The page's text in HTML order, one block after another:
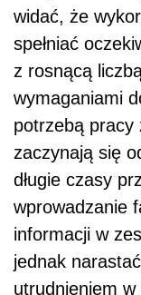
widać, że
spełniać
z rosnącą
wymaganiami
potrzebą pracy
zaczynają się
długie czasy
wprowadzanie
informacji w
jednak
utrudnieniem